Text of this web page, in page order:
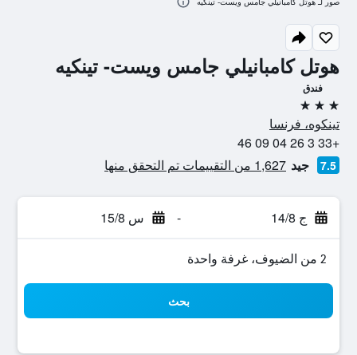
هوتل كامبانيلي جامس ويست- تينكيه
فندق
3 نجوم
تينكوه، فرنسا
+33 3 26 04 09 46
7.5 جيد 1,627 من التقييمات تم التحقق منها
ج 14/8 - س 15/8
2 من الضيوف، غرفة واحدة
بحث